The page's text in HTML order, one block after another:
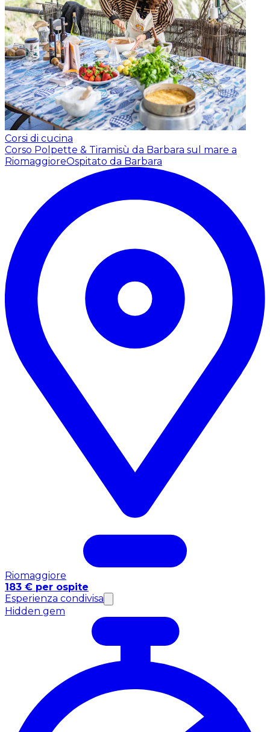
Corsi di cucina
Corso Polpette & Tiramisù da Barbara sul mare a
RiomaggioreOspitato da Barbara
Riomaggiore
183 € per ospite
Esperienza condivisa
Hidden gem